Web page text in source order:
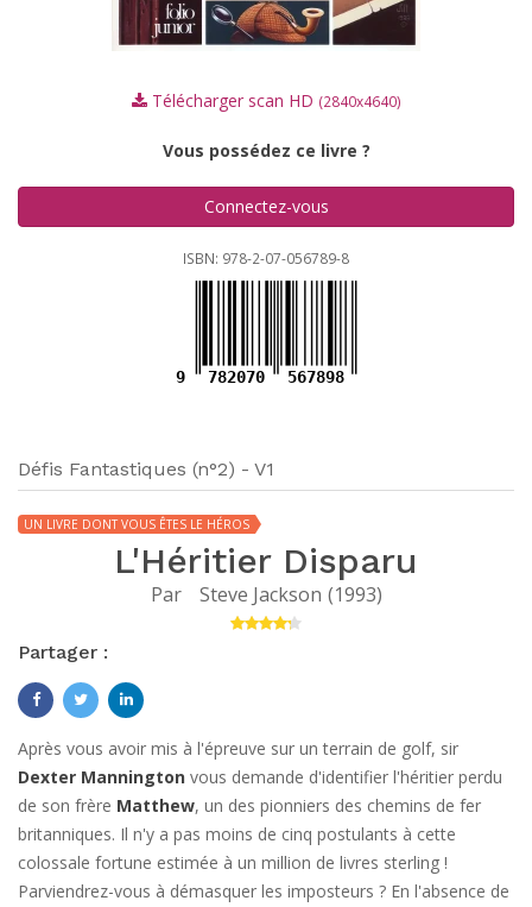
Télécharger scan HD (2840x4640)
Vous possédez ce livre ?
Connectez-vous
ISBN: 978-2-07-056789-8
9 782070 567898
Défis Fantastiques (n°2) - V1
UN LIVRE DONT VOUS ÊTES LE HÉROS
L'Héritier Disparu
Par Steve Jackson (1993)
Partager :
Après vous avoir mis à l'épreuve sur un terrain de golf, sir
Dexter Mannington vous demande d'identifier l'héritier perdu
de son frère Matthew, un des pionniers des chemins de fer
britanniques. Il n'y a pas moins de cinq postulants à cette
colossale fortune estimée à un million de livres sterling !
Parviendrez-vous à démasquer les imposteurs ? En l'absence de